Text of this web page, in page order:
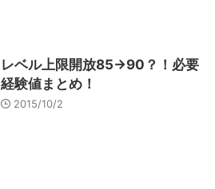
レベル上限開放85→90？！必要
経験値まとめ！
2015/10/2